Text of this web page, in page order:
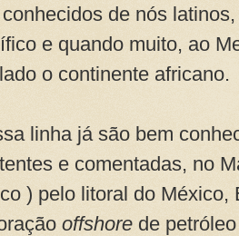
de nós
e quando muito, ao
o continente africano.
linha já são bem
e comentadas, no
) pelo litoral do
offshore de